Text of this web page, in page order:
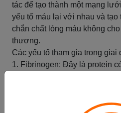
tác để tạo thành một mạng
yếu tố máu lại với nhau và
chắn chất lỏng máu không
thương.
Các yếu tố tham gia trong giai
1. Fibrinogen: Đây là protein